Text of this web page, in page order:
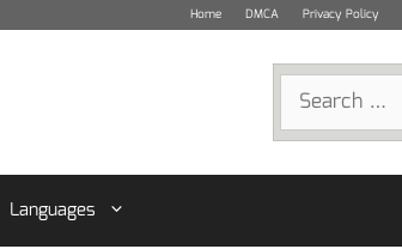
Home DMCA Privacy Policy
Search
for:
Languages